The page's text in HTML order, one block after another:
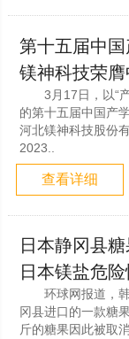
第十五届中国
镁神科技荣
3月17日，以“产
的第十五届中国产
河北镁神科技股份
2023..
查看详细
日本静冈县
日本镁盐危险
环球网报道，韩
冈县进口的一款糖
斤的糖果因此被取